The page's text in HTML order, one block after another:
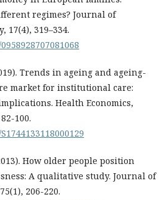
regimes? Journal of
17(4), 319–334.
Trends in ageing and ageing-
market for institutional care:
Health Economics,
100.
How older people position
A qualitative study. Journal of
206-220.